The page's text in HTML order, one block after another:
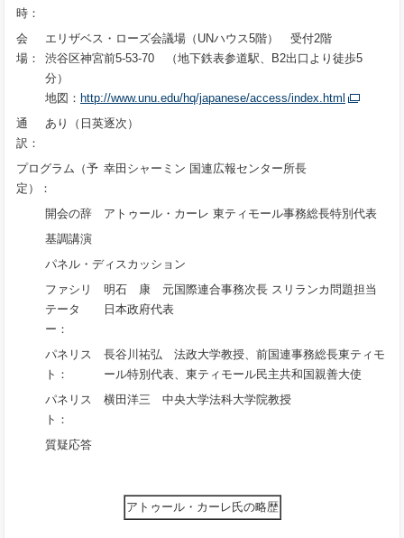
時：
会
場：
エリザベス・ローズ会議場（UNハウス5階） 受付2階
渋谷区神宮前5-53-70 （地下鉄表参道駅、B2出口より徒歩5
分）
地図： http://www.unu.edu/hq/japanese/access/index.html
通
訳：
あり（日英逐次）
プログラム（予
定）：
幸田シャーミン 国連広報センター所長
開会の辞
アトゥール・カーレ 東ティモール事務総長特別代表
基調講演
パネル・ディスカッション
ファシリ
テータ
ー：
明石 康 元国際連合事務次長 スリランカ問題担当
日本政府代表
パネリス
ト：
長谷川祐弘 法政大学教授、前国連事務総長東ティモ
ール特別代表、東ティモール民主共和国親善大使
パネリス
ト：
横田洋三 中央大学法科大学院教授
質疑応答
アトゥール・カーレ氏の略歴